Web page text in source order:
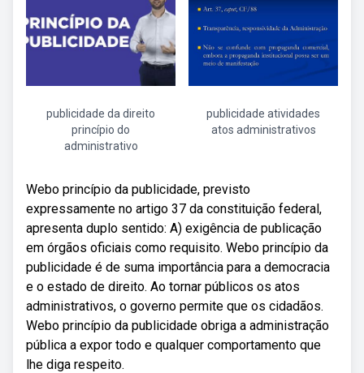
publicidade da direito
princípio do
administrativo
publicidade atividades
atos administrativos
Webo princípio da publicidade, previsto
expressamente no artigo 37 da constituição federal,
apresenta duplo sentido: A) exigência de publicação
em órgãos oficiais como requisito. Webo princípio da
publicidade é de suma importância para a democracia
e o estado de direito. Ao tornar públicos os atos
administrativos, o governo permite que os cidadãos.
Webo princípio da publicidade obriga a administração
pública a expor todo e qualquer comportamento que
lhe diga respeito.